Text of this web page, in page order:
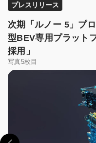
プレスリリース
次期「ルノー 5」プ
型BEV専用プラット
採用」
写真5枚目